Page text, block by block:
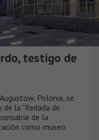
testigo de
Polonia, se
la "Redada de
de la
como museo.